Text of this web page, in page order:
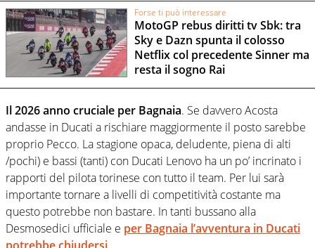
Forse ti può interessare
MotoGP rebus diritti tv Sbk: tra
Sky e Dazn spunta il colosso
Netflix col precedente Sinner ma
resta il sogno Rai
Il 2026 anno cruciale per Bagnaia. Se davvero Acosta
andasse in Ducati a rischiare maggiormente il posto sarebbe
proprio Pecco. La stagione opaca, deludente, piena di alti
/pochi) e bassi (tanti) con Ducati Lenovo ha un po’ incrinato i
rapporti del pilota torinese con tutto il team. Per lui sarà
importante tornare a livelli di competitività costante ma
questo potrebbe non bastare. In tanti bussano alla
Desmosedici ufficiale e per Bagnaia l’avventura in Ducati